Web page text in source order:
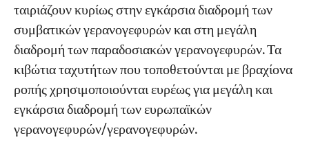
ταιριάζουν κυρίως στην εγκάρσια διαδρομή των
συμβατικών γερανογεφυρών και στη μεγάλη
διαδρομή των παραδοσιακών γερανογεφυρών. Τα
κιβώτια ταχυτήτων που τοποθετούνται με βραχίονα
ροπής χρησιμοποιούνται ευρέως για μεγάλη και
εγκάρσια διαδρομή των ευρωπαϊκών
γερανογεφυρών/γερανογεφυρών.